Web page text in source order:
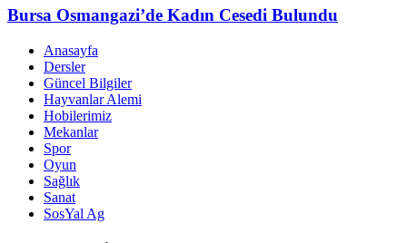
Bursa Osmangazi’de Kadın Cesedi Bulundu
Anasayfa
Dersler
Güncel Bilgiler
Hayvanlar Alemi
Hobilerimiz
Mekanlar
Spor
Oyun
Sağlık
Sanat
SosYal Ag